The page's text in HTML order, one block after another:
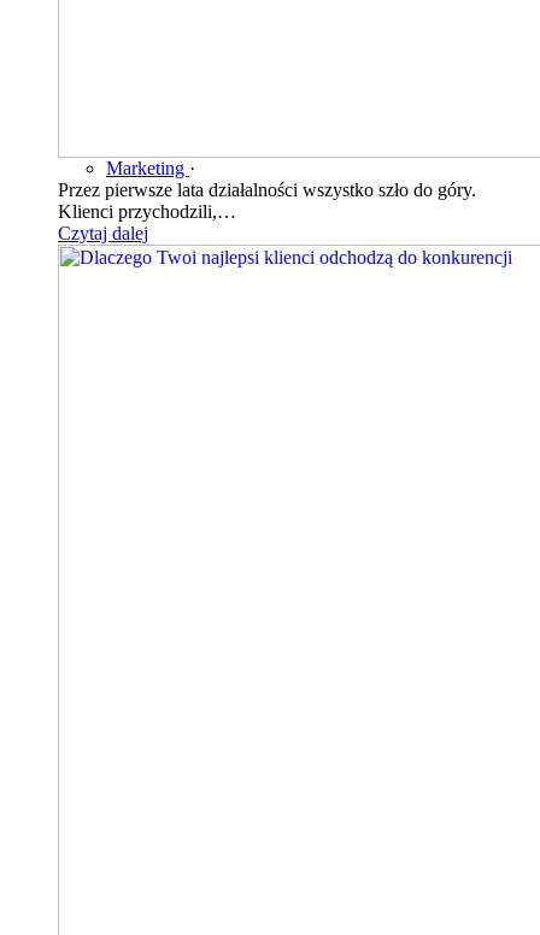
Marketing ·
Przez pierwsze lata działalności wszystko szło do góry.
Klienci przychodzili,…
Czytaj dalej